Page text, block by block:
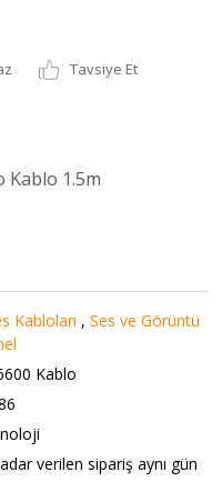
Tavsiye Et
Kablo 1.5m
Kabloları ,Ses ve Görüntü
Kablo
verilen sipariş aynı gün